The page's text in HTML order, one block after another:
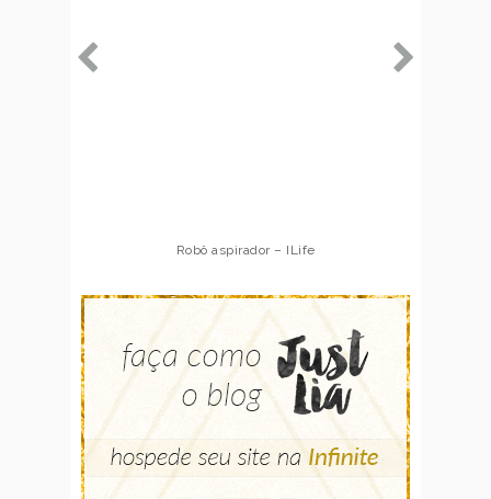
Robô aspirador – ILife